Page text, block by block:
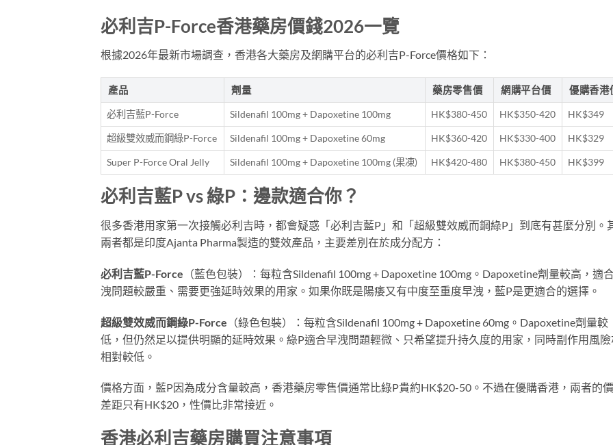
必利吉P-Force香港藥房價錢2026一覽
根據2026年最新市場調查，香港各大藥房及網購平台的必利吉P-Force價格如下：
產品 劑量 藥房零售價 網購平台價 優購香港
必利吉藍P-Force Sildenafil 100mg + Dapoxetine 100mg HK$380-450 HK$350-420 HK$349
超級雙效威而鋼綠P-Force Sildenafil 100mg + Dapoxetine 60mg HK$360-420 HK$330-400 HK$329
Super P-Force Oral Jelly Sildenafil 100mg + Dapoxetine 100mg (果凍) HK$420-480 HK$380-450 HK$399
必利吉藍P vs 綠P：邊款適合你？
很多香港用家第一次接觸必利吉時，都會疑惑「必利吉藍P」和「超級雙效威而鋼綠P」到底有甚麼分別。
兩者都是印度Ajanta Pharma製造的雙效產品，主要差別在於成分配方：
必利吉藍P-Force （藍色包裝）：每粒含Sildenafil 100mg + Dapoxetine 100mg。Dapoxetine劑量較高，適
洩問題較嚴重、需要更強延時效果的用家。如果你既是陽痿又有中度至重度早洩，藍P是更適合的選擇。
超級雙效威而鋼綠P-Force （綠色包裝）：每粒含Sildenafil 100mg + Dapoxetine 60mg。Dapoxetine劑量較
低，但仍然足以提供明顯的延時效果。綠P適合早洩問題輕微、只希望提升持久度的用家，同時副作用風
相對較低。
價格方面，藍P因為成分含量較高，香港藥房零售價通常比綠P貴約HK$20-50。不過在優購香港，兩者的
差距只有HK$20，性價比非常接近。
香港必利吉藥房購買注意事項